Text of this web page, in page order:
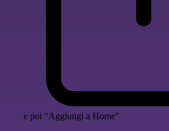
e poi "Aggiungi a Home"